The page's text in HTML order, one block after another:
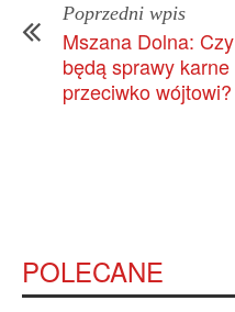
Poprzedni wpis
Mszana Dolna: Czy
będą sprawy karne
przeciwko wójtowi?
POLECANE